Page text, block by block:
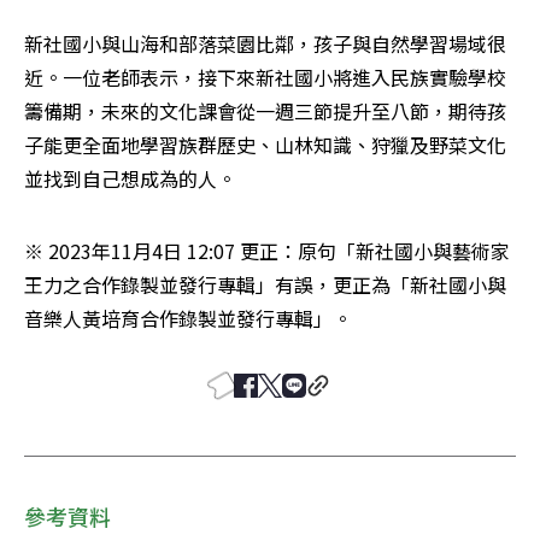
新社國小與山海和部落菜園比鄰，孩子與自然學習場域很
近。一位老師表示，接下來新社國小將進入民族實驗學校
籌備期，未來的文化課會從一週三節提升至八節，期待孩
子能更全面地學習族群歷史、山林知識、狩獵及野菜文化
並找到自己想成為的人。
※ 2023年11月4日 12:07 更正：原句「新社國小與藝術家
王力之合作錄製並發行專輯」有誤，更正為「新社國小與
音樂人黃培育合作錄製並發行專輯」。
參考資料